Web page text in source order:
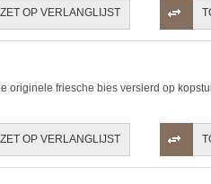
ZET OP VERLANGLIJST
originele friesche bies versierd op
ZET OP VERLANGLIJST